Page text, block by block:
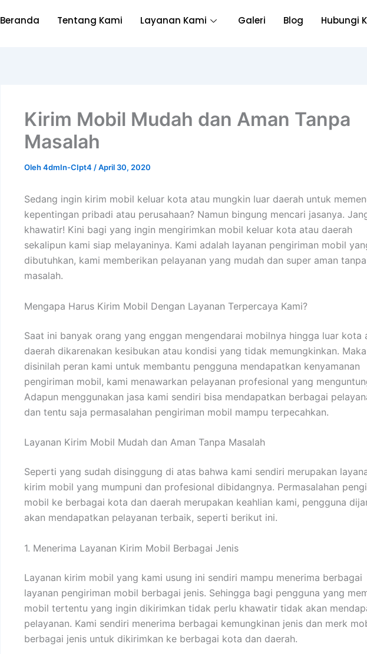
Beranda Tentang Kami Layanan Kami Galeri Blog Hubungi
Kirim Mobil Mudah dan Aman Tanpa
Masalah
Oleh4dmIn-CIpt4 /April 30, 2020
Sedang ingin kirim mobil keluar kota atau mungkin luar daerah untuk
kepentingan pribadi atau perusahaan? Namun bingung mencari jasanya.
khawatir! Kini bagi yang ingin mengirimkan mobil keluar kota atau daerah
sekalipun kami siap melayaninya. Kami adalah layanan pengiriman mobil
dibutuhkan, kami memberikan pelayanan yang mudah dan super aman tanpa
masalah.
Mengapa Harus Kirim Mobil Dengan Layanan Terpercaya Kami?
Saat ini banyak orang yang enggan mengendarai mobilnya hingga luar kota
daerah dikarenakan kesibukan atau kondisi yang tidak memungkinkan. Maka
disinilah peran kami untuk membantu pengguna mendapatkan kenyamanan
pengiriman mobil, kami menawarkan pelayanan profesional yang
Adapun menggunakan jasa kami sendiri bisa mendapatkan berbagai
dan tentu saja permasalahan pengiriman mobil mampu terpecahkan.
Layanan Kirim Mobil Mudah dan Aman Tanpa Masalah
Seperti yang sudah disinggung di atas bahwa kami sendiri merupakan
kirim mobil yang mumpuni dan profesional dibidangnya. Permasalahan
mobil ke berbagai kota dan daerah merupakan keahlian kami, pengguna
akan mendapatkan pelayanan terbaik, seperti berikut ini.
1. Menerima Layanan Kirim Mobil Berbagai Jenis
Layanan kirim mobil yang kami usung ini sendiri mampu menerima berbagai
layanan pengiriman mobil berbagai jenis. Sehingga bagi pengguna yang
mobil tertentu yang ingin dikirimkan tidak perlu khawatir tidak akan
pelayanan. Kami sendiri menerima berbagai kemungkinan jenis dan merk
berbagai jenis untuk dikirimkan ke berbagai kota dan daerah.